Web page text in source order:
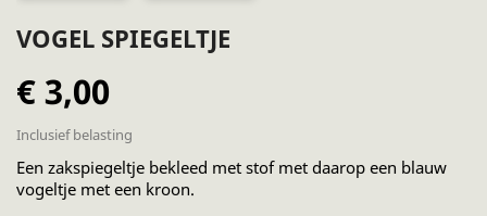
VOGEL SPIEGELTJE
€ 3,00
Inclusief belasting
Een zakspiegeltje bekleed met stof met daarop een blauw
vogeltje met een kroon.